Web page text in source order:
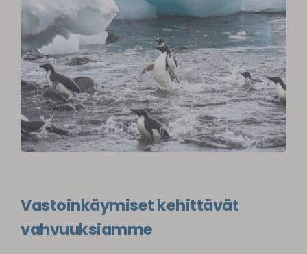
Vastoinkäymiset kehittävät
vahvuuksiamme